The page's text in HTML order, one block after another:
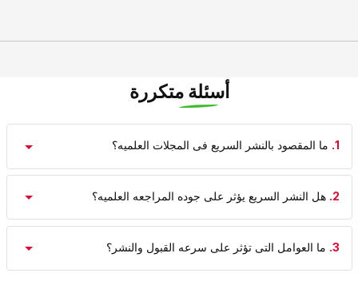
أسئلة متكررة
1. ما المقصود بالنشر السریع فی المجلات العلمیه؟
2. هل النشر السریع یؤثر على جوده المراجعه العلمیه؟
3. ما العوامل التی تؤثر على سرعه القبول والنشر؟